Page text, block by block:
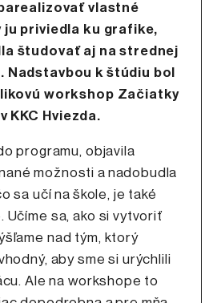
vlastné
ju priviedla ku grafike,
študovať aj na strednej
Nadstavbou k štúdiu bol
workshop Začiatky
KKC Hviezda.
programu, objavila
možnosti a nadobudla
sa učí na škole, je také
Učíme sa, ako si vytvoriť
nad tým, ktorý
aby sme si urýchlili
Ale na workshope to